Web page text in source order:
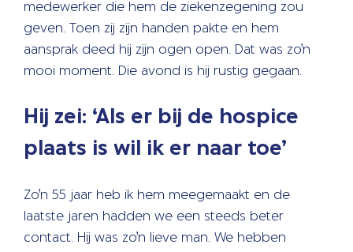
medewerker die hem de ziekenzegening zou
geven. Toen zij zijn handen pakte en hem
aansprak deed hij zijn ogen open. Dat was zo’n
mooi moment. Die avond is hij rustig gegaan.
Hij zei: ‘Als er bij de hospice
plaats is wil ik er naar toe’
Zo’n 55 jaar heb ik hem meegemaakt en de
laatste jaren hadden we een steeds beter
contact. Hij was zo’n lieve man. We hebben